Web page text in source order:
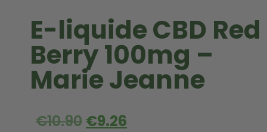
E-liquide CBD Red
Berry 100mg –
Marie Jeanne
€10.90 €9.26